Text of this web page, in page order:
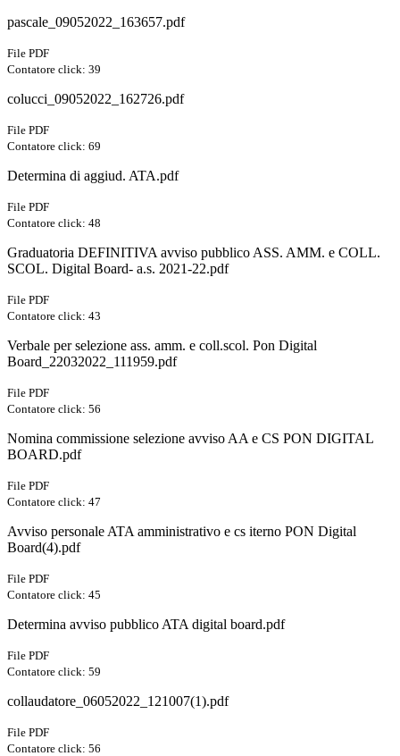
pascale_09052022_163657.pdf
File PDF
Contatore click: 39
colucci_09052022_162726.pdf
File PDF
Contatore click: 69
Determina di aggiud. ATA.pdf
File PDF
Contatore click: 48
Graduatoria DEFINITIVA avviso pubblico ASS. AMM. e COLL.
SCOL. Digital Board- a.s. 2021-22.pdf
File PDF
Contatore click: 43
Verbale per selezione ass. amm. e coll.scol. Pon Digital
Board_22032022_111959.pdf
File PDF
Contatore click: 56
Nomina commissione selezione avviso AA e CS PON DIGITAL
BOARD.pdf
File PDF
Contatore click: 47
Avviso personale ATA amministrativo e cs iterno PON Digital
Board(4).pdf
File PDF
Contatore click: 45
Determina avviso pubblico ATA digital board.pdf
File PDF
Contatore click: 59
collaudatore_06052022_121007(1).pdf
File PDF
Contatore click: 56